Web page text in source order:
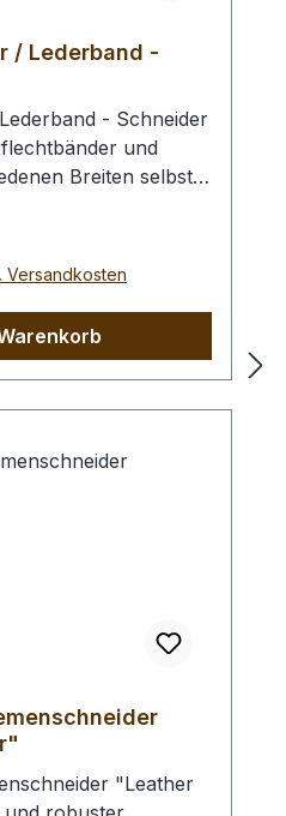
/ Lederband -
- Schneider
und
Breiten selbst
und Gürtelhälse bis
englischer, jedoch
3,0 x 5,0 mm- 2,5
2,5 x 2,0 und 2,5
2,0 x 3,0 mm
empfehlen wir
im Shop
Versandkosten
"Leather